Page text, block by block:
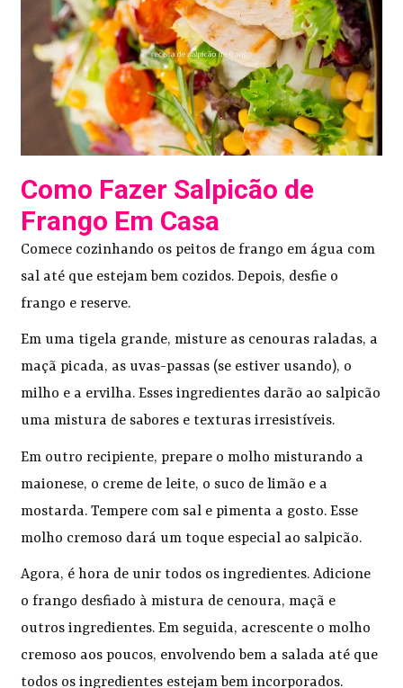
Como Fazer Salpicão de
Frango Em Casa
Comece cozinhando os peitos de frango em água com
sal até que estejam bem cozidos. Depois, desfie o
frango e reserve.
Em uma tigela grande, misture as cenouras raladas, a
maçã picada, as uvas-passas (se estiver usando), o
milho e a ervilha. Esses ingredientes darão ao salpicão
uma mistura de sabores e texturas irresistíveis.
Em outro recipiente, prepare o molho misturando a
maionese, o creme de leite, o suco de limão e a
mostarda. Tempere com sal e pimenta a gosto. Esse
molho cremoso dará um toque especial ao salpicão.
Agora, é hora de unir todos os ingredientes. Adicione
o frango desfiado à mistura de cenoura, maçã e
outros ingredientes. Em seguida, acrescente o molho
cremoso aos poucos, envolvendo bem a salada até que
todos os ingredientes estejam bem incorporados.